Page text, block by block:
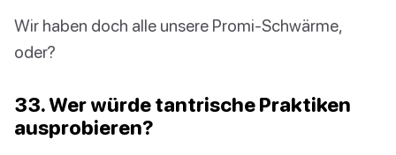
Wir haben doch alle unsere Promi-Schwärme,
oder?
33. Wer würde tantrische Praktiken
ausprobieren?